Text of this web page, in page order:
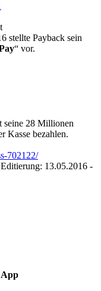
stellte Payback sein
“ vor.
seine 28 Millionen
Kasse bezahlen.
702122/
13.05.2016 -